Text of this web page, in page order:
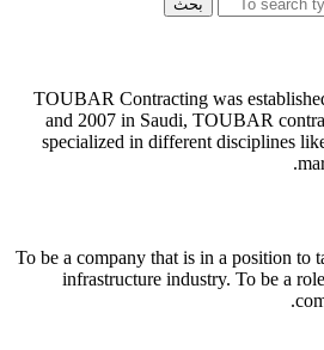
TOUBAR Contracting was
and 2007 in Saudi, TOUBAR
specialized in different disciplines
To be a company that is in a position to
infrastructure industry. To be a